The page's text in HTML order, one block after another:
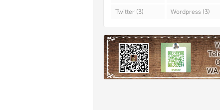
Twitter (3) Wordpress (3)